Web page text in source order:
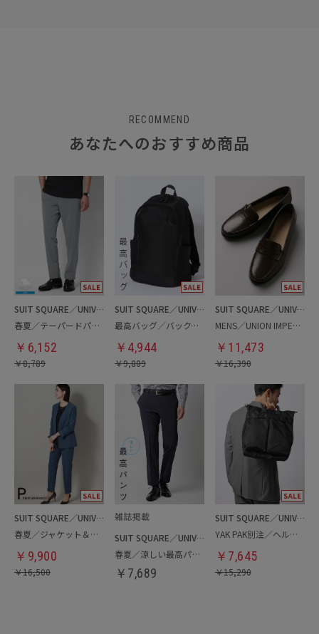
RECOMMEND
あなたへのおすすめ商品
SUIT SQUARE／UNIVERSAL LANGUAGE
春夏／テーパードパンツ
￥ 6,152
￥8,789
SUIT SQUARE／UNIVERSAL LANGUAGE
最高バッグ／バックパック
￥ 4,944
￥9,889
SUIT SQUARE／UNIVERSAL LANGUAGE
MENS／UNION IMPERIAL監修／コインローファー
￥ 11,473
￥16,390
SUIT SQUARE／UNIVERSAL LANGUAGE／WHITE
春夏／ジャケット＆パンツセットアップ／洗濯ネット付き
￥ 9,900
￥16,500
SUIT SQUARE／UNIVERSAL LANGUAGE
春夏／涼しい最高パンツ
￥ 7,689
SUIT SQUARE／UNIVERSAL LANGUAGE
YAK PAK別注／ヘルメットバッグ
￥ 7,645
￥15,290